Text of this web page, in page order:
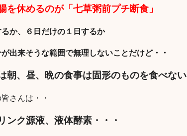
を休めるのが「七草粥前プチ断食」
か、６日だけの１日するか
出来そうな範囲で無理しないことだけど・・
朝、昼、晩の食事は固形のものを食べない
さんは・・
ンク源液、液体酵素・・・